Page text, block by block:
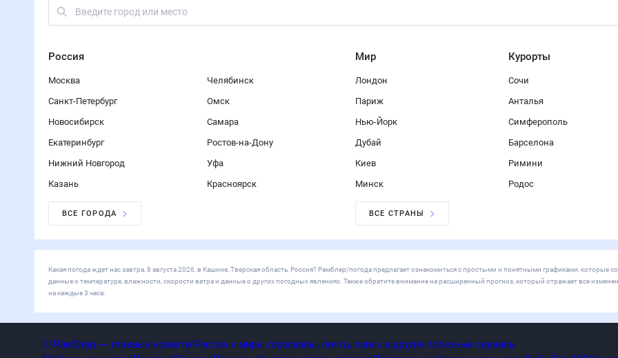
Россия
Москва
Санкт-Петербург
Новосибирск
Екатеринбург
Нижний Новгород
Казань
Челябинск
Омск
Самара
Ростов-на-Дону
Уфа
Красноярск
ВСЕ ГОРОДА
Мир
Лондон
Париж
Нью-Йорк
Дубай
Киев
Минск
Курорты
Сочи
Анталья
Симферополь
Барселона
Римини
Родос
ВСЕ СТРАНЫ
Какая погода ждет нас завтра, 8 августа 2026, в Кашине, Тверская область, Россия? Рамблер/погода предлагает ознакомиться с простыми и понятными графиками, которые
данные о температуре, влажности, скорости ветра и данные о других погодных явлениях. Также обратите внимание на расширенный прогноз, который отражает все
на каждые 3 часа.
© Рамблер — главные новости России и мира, гороскопы, почта, поиск и другие полезные сервисы